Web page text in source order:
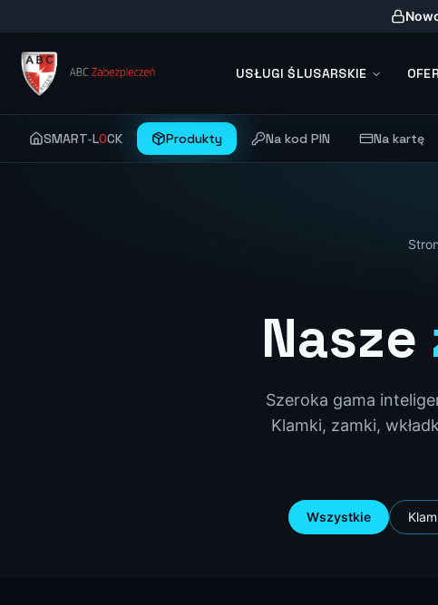
USŁUGI ŚLUSARSKIE
SMART-LOCK Produkty Na kod PIN Na kartę
Nasze
Szeroka gama
Klamki, zamki,
Wszystkie